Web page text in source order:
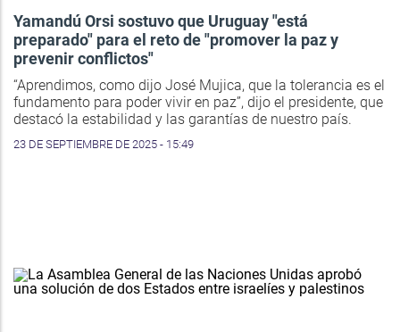
Yamandú Orsi sostuvo que Uruguay "está
preparado" para el reto de "promover la paz y
prevenir conflictos"
“Aprendimos, como dijo José Mujica, que la tolerancia es el
fundamento para poder vivir en paz”, dijo el presidente, que
destacó la estabilidad y las garantías de nuestro país.
23 DE SEPTIEMBRE DE 2025 - 15:49